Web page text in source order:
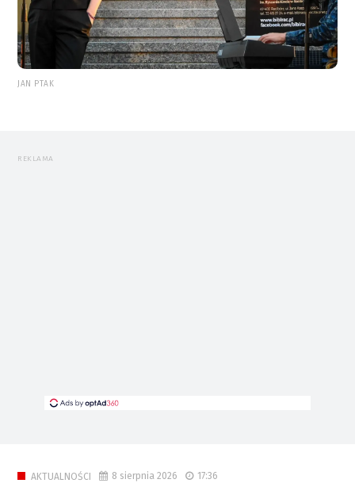
JAN PTAK
REKLAMA
AKTUALNOŚCI 8 sierpnia 2026 17:36